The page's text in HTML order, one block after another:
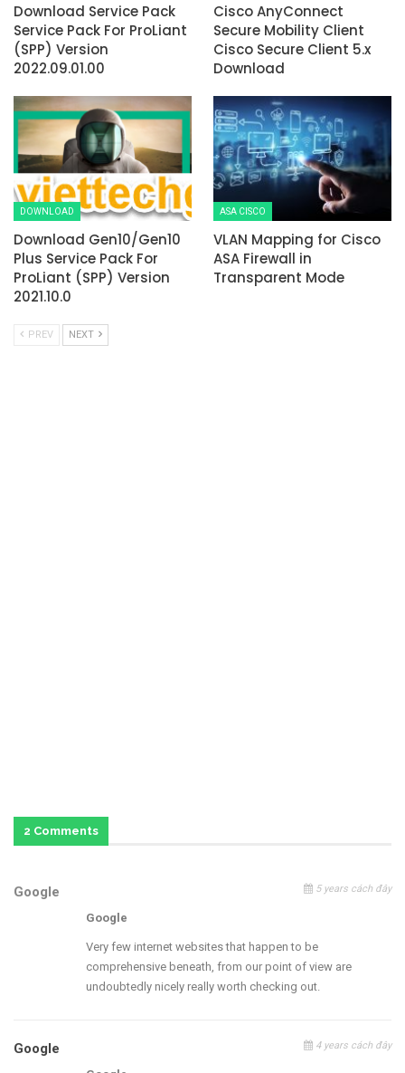
Download Service Pack
Service Pack For ProLiant
(SPP) Version
2022.09.01.00
Cisco AnyConnect
Secure Mobility Client
Cisco Secure Client 5.x
Download
DOWNLOAD
Download Gen10/Gen10
Plus Service Pack For
ProLiant (SPP) Version
2021.10.0
ASA CISCO
VLAN Mapping for Cisco
ASA Firewall in
Transparent Mode
PREV NEXT
2 Comments
Google 5 years cách đây
Google
Very few internet websites that happen to be
comprehensive beneath, from our point of view are
undoubtedly nicely really worth checking out.
Google 4 years cách đây